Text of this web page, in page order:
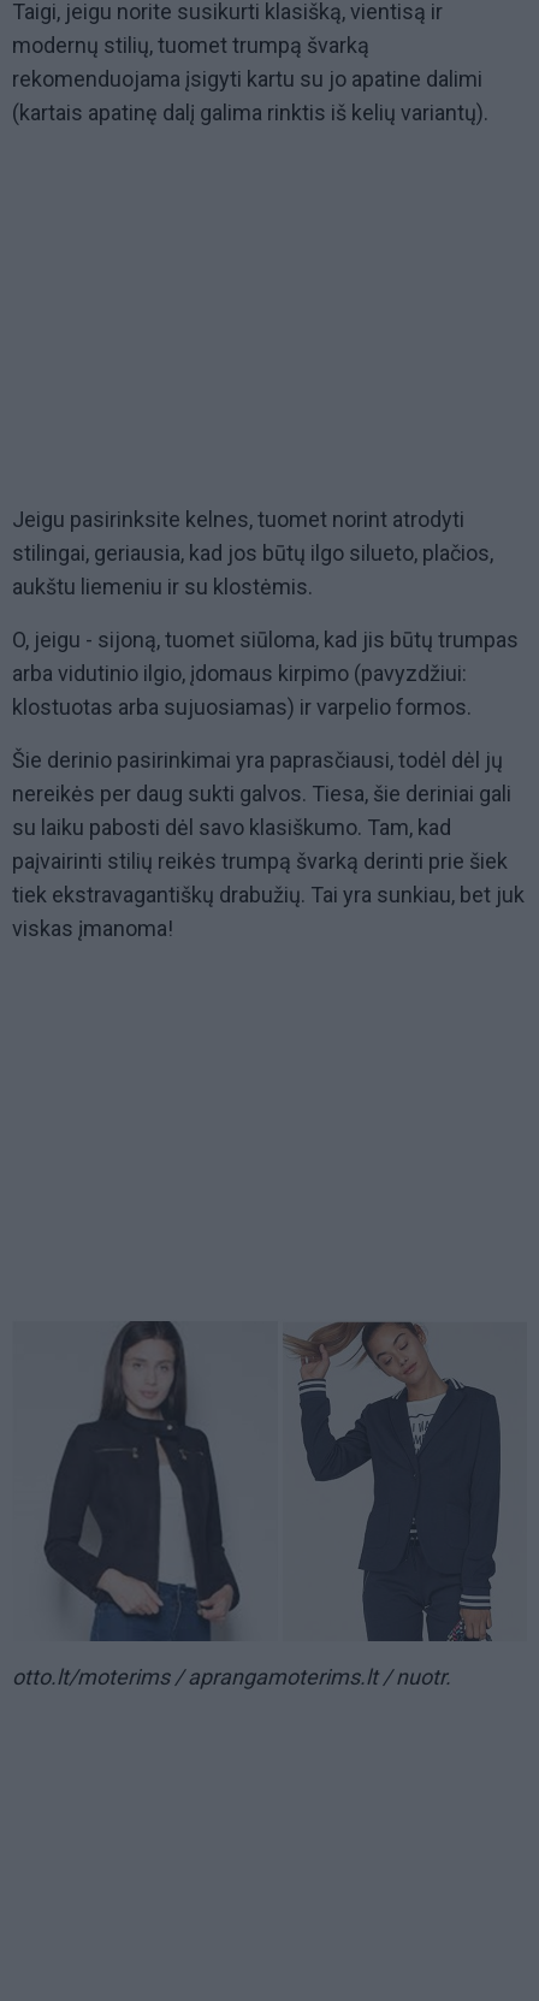
Taigi, jeigu norite susikurti klasišką, vientisą ir
modernų stilių, tuomet trumpą švarką
rekomenduojama įsigyti kartu su jo apatine dalimi
(kartais apatinę dalį galima rinktis iš kelių variantų).
Jeigu pasirinksite kelnes, tuomet norint atrodyti
stilingai, geriausia, kad jos būtų ilgo silueto, plačios,
aukštu liemeniu ir su klostėmis.
O, jeigu - sijoną, tuomet siūloma, kad jis būtų trumpas
arba vidutinio ilgio, įdomaus kirpimo (pavyzdžiui:
klostuotas arba sujuosiamas) ir varpelio formos.
Šie derinio pasirinkimai yra paprasčiausi, todėl dėl jų
nereikės per daug sukti galvos. Tiesa, šie deriniai gali
su laiku pabosti dėl savo klasiškumo. Tam, kad
paįvairinti stilių reikės trumpą švarką derinti prie šiek
tiek ekstravagantiškų drabužių. Tai yra sunkiau, bet juk
viskas įmanoma!
otto.lt/moterims / aprangamoterims.lt / nuotr.